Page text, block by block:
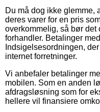
Du må dog ikke glemme,
deres varer for en pris
overkommelig, så bør
forhandler. Betalinger
Indsigelsesordningen,
internet forretninger.
Vi anbefaler betalinger
mobilen. Som en anden
afdragsløsning som for
hellere vil finansiere